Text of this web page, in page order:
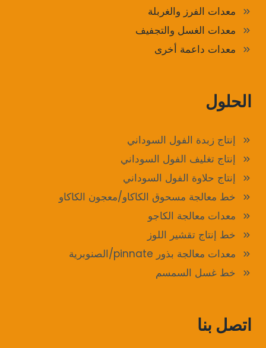
معدات الفرز والغربلة
معدات الغسل والتجفيف
معدات داعمة أخرى
الحلول
إنتاج زبدة الفول السوداني
إنتاج تغليف الفول السوداني
إنتاج حلاوة الفول السوداني
خط معالجة مسحوق الكاكاو/معجون الكاكاو
معدات معالجة الكاجو
خط إنتاج تقشير اللوز
معدات معالجة بذور pinnate/الصنوبرية
خط غسل السمسم
اتصل بنا